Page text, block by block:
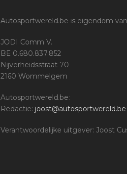
Autosportwereld.be is eigendom
JODI Comm V.
BE 0.680.837.852
Nijverheidsstraat 70
2160 Wommelgem
Autosportwereld.be:
Redactie: joost@autosportwereld.be
Verantwoordelijke uitgever: Joost